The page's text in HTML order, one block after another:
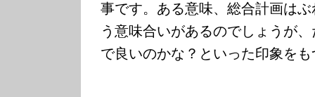
事です。ある意味、総合計画は
う意味合いがあるのでしょうが
で良いのかな？といった印象を